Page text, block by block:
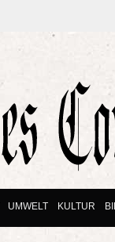
UMWELT KULTUR